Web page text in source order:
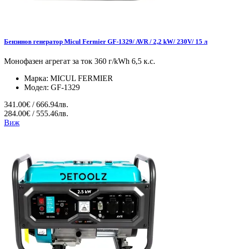
Бензинов генератор Micul Fermier GF-1329/ AVR / 2,2 kW/ 230V/ 15 л
Монофазен агрегат за ток 360 г/kWh 6,5 к.с.
Марка: MICUL FERMIER
Модел: GF-1329
341.00€ / 666.94лв.
284.00€ / 555.46лв.
Виж